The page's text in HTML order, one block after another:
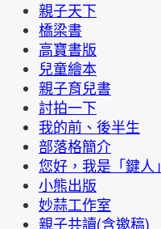
親子天下
橋梁書
高寶書版
兒童繪本
親子育兒書
討拍一下
我的前、後半生
部落格簡介
您好，我是「鍵人」
小熊出版
妙蒜工作室
親子共讀(含邀稿)